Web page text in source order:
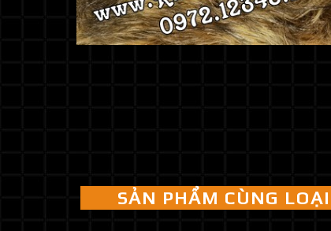
SẢN PHẨM CÙNG LOẠI